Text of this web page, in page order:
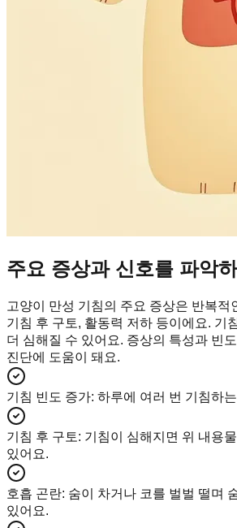
주요 증상과 신호를 파악
고양이 만성 기침의 주요 증상은 반복적
기침 후 구토, 활동력 저하 등이에요. 기
더 심해질 수 있어요. 증상의 특성과 빈
진단에 도움이 돼요.
기침 빈도 증가: 하루에 여러 번 기침하
기침 후 구토: 기침이 심해지면 위 내용
있어요.
호흡 곤란: 숨이 차거나 코를 벌벌 떨며
있어요.